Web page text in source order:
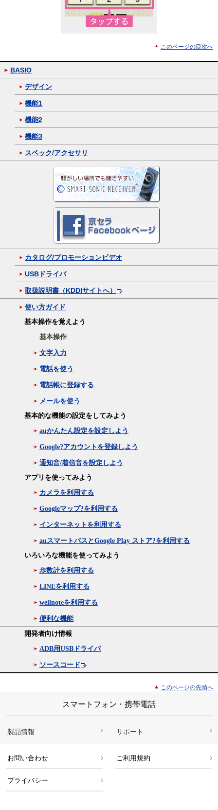
このページの目次へ
BASIO
デザイン
機能1
機能2
機能3
スペック/アクセサリ
カタログ/プロモーションビデオ
USBドライバ
取扱説明書（KDDIサイトへ）
使い方ガイド
基本操作を覚えよう
基本操作
文字入力
電話を使う
電話帳に登録する
メールを使う
基本的な機能の設定をしてみよう
auかんたん設定を設定しよう
Google?アカウントを登録しよう
通知音/着信音を設定しよう
アプリを使ってみよう
カメラを利用する
Googleマップ?を利用する
インターネットを利用する
auスマートパスとGoogle Play ストア?を利用する
いろいろな機能を使ってみよう
歩数計を利用する
LINEを利用する
wellnoteを利用する
便利な機能
開発者向け情報
ADB用USBドライバ
ソースコード
このページの先頭へ
スマートフォン・携帯電話
製品情報 サポート
お問い合わせ ご利用規約
プライバシー